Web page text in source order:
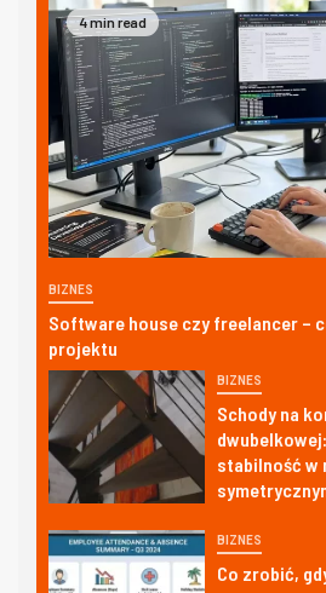
4 min read
BIZNES
Software house czy freelancer –
projektu
BIZNES
Schody na
stabilność w
BIZNES
Co zrobić,